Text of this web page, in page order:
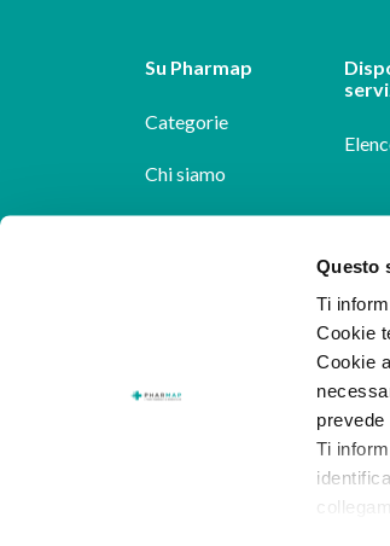
Questo
Ti
Cookie
Cookie
prevede
Ti
Su Pharmap
Categorie
Chi siamo